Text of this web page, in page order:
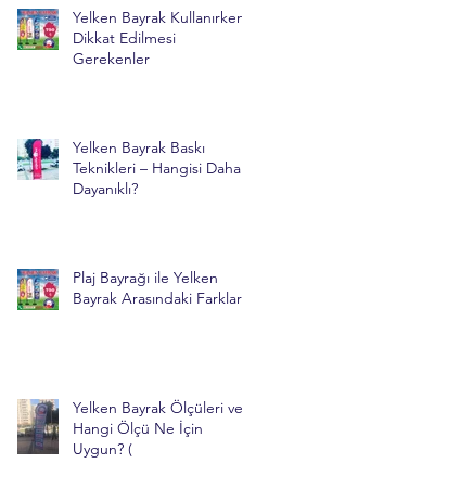
Yelken Bayrak Kullanırken
Dikkat Edilmesi
Gerekenler
Yelken Bayrak Baskı
Teknikleri – Hangisi Daha
Dayanıklı?
Plaj Bayrağı ile Yelken
Bayrak Arasındaki Farklar
Yelken Bayrak Ölçüleri ve
Hangi Ölçü Ne İçin
Uygun? (